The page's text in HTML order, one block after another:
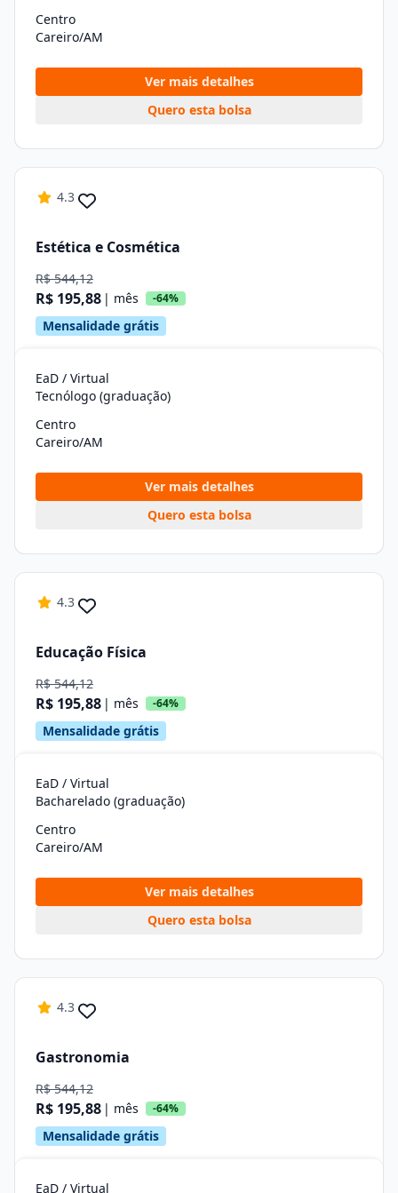
Centro
Careiro/AM
Ver mais detalhes
Quero esta bolsa
4.3
Estética e Cosmética
R$ 544,12
R$ 195,88 | mês -64%
Mensalidade grátis
EaD / Virtual
Tecnólogo (graduação)
Centro
Careiro/AM
Ver mais detalhes
Quero esta bolsa
4.3
Educação Física
R$ 544,12
R$ 195,88 | mês -64%
Mensalidade grátis
EaD / Virtual
Bacharelado (graduação)
Centro
Careiro/AM
Ver mais detalhes
Quero esta bolsa
4.3
Gastronomia
R$ 544,12
R$ 195,88 | mês -64%
Mensalidade grátis
EaD / Virtual